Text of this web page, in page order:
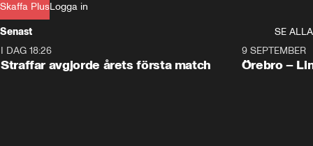
Skaffa PlusLogga in
Senast
SE ALLA
I DAG 18:26
Straffar avgjorde årets första match
Plus
9 SEPTEMBER
Örebro –